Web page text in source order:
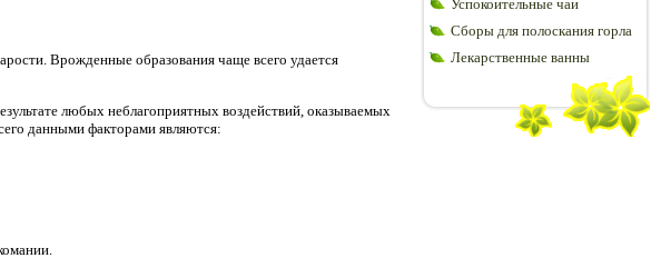
Врожденные образования чаще всего удается
любых неблагоприятных воздействий, оказываемых
данными факторами являются:
Успокоительные чаи
Сборы для полоскания горла
Лекарственные ванны